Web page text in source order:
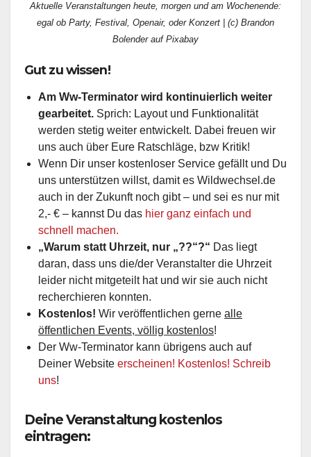
Aktuelle Veranstaltungen heute, morgen und am Wochenende:
egal ob Party, Festival, Openair, oder Konzert | (c) Brandon
Bolender auf Pixabay
Gut zu wissen!
Am Ww-Terminator wird kontinuierlich weiter
gearbeitet. Sprich: Layout und Funktionalität
werden stetig weiter entwickelt. Dabei freuen wir
uns auch über Eure Ratschläge, bzw Kritik!
Wenn Dir unser kostenloser Service gefällt und Du
uns unterstützen willst, damit es Wildwechsel.de
auch in der Zukunft noch gibt – und sei es nur mit
2,- € – kannst Du das hier ganz einfach und
schnell machen.
„Warum statt Uhrzeit, nur „??“?“ Das liegt
daran, dass uns die/der Veranstalter die Uhrzeit
leider nicht mitgeteilt hat und wir sie auch nicht
recherchieren konnten.
Kostenlos! Wir veröffentlichen gerne alle
öffentlichen Events, völlig kostenlos!
Der Ww-Terminator kann übrigens auch auf
Deiner Website erscheinen! Kostenlos! Schreib
uns!
Deine Veranstaltung kostenlos
eintragen: